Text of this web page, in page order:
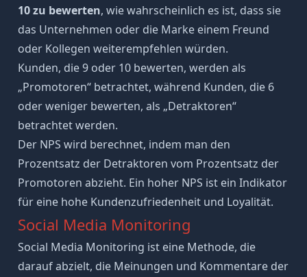
10 zu bewerten, wie wahrscheinlich es ist, dass sie
das Unternehmen oder die Marke einem Freund
oder Kollegen weiterempfehlen würden.
Kunden, die 9 oder 10 bewerten, werden als
„Promotoren“ betrachtet, während Kunden, die 6
oder weniger bewerten, als „Detraktoren“
betrachtet werden.
Der NPS wird berechnet, indem man den
Prozentsatz der Detraktoren vom Prozentsatz der
Promotoren abzieht. Ein hoher NPS ist ein Indikator
für eine hohe Kundenzufriedenheit und Loyalität.
Social Media Monitoring
Social Media Monitoring ist eine Methode, die
darauf abzielt, die Meinungen und Kommentare der